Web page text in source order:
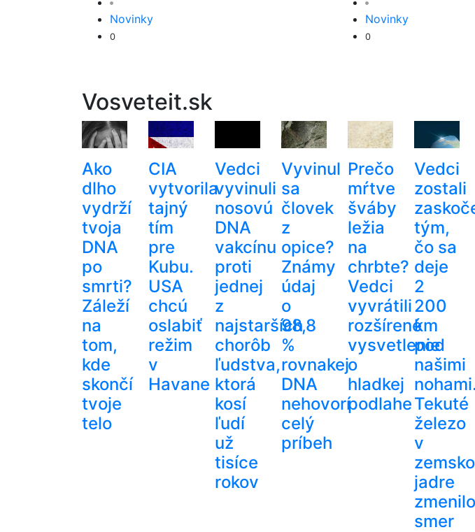
Novinky
0
Novinky
0
Vosveteit.sk
Ako
dlho
vydrží
tvoja
DNA
po
smrti?
Záleží
na
tom,
kde
skončí
tvoje
telo
CIA
vytvorila
tajný
tím
pre
Kubu.
USA
chcú
oslabiť
režim
v
Havane
Vedci
vyvinuli
nosovú
DNA
vakcínu
proti
jednej
z
najstarších
chorôb
ľudstva,
ktorá
kosí
ľudí
už
tisíce
rokov
Vyvinul
sa
človek
z
opice?
Známy
údaj
o
98,8
%
rovnakej
DNA
nehovorí
celý
príbeh
Prečo
mŕtve
šváby
ležia
na
chrbte?
Vedci
vyvrátili
rozšírené
vysvetlenie
o
hladkej
podlahe
Vedci
zostali
tým,
čo sa
deje
2
200
km
pod
našimi
nohami.
Tekuté
železo
v
jadre
zmenilo
smer